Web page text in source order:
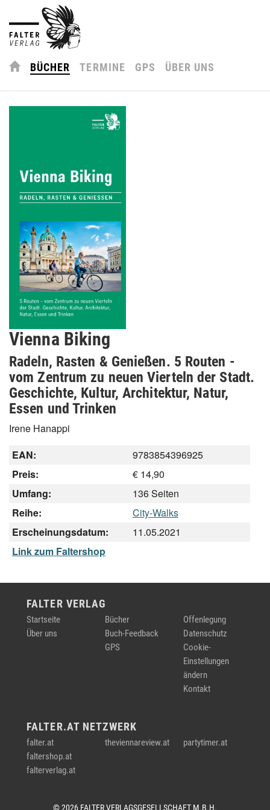
BÜCHER TERMINE GPS ÜBER UNS
Vienna Biking
Radeln, Rasten & Genießen. 5 Routen -
vom Zentrum zu neuen Vierteln der Stadt.
Geschichte, Kultur, Architektur, Natur,
Essen und Trinken
Irene Hanappi
EAN:
9783854396925
Preis:
€ 14,90
Umfang:
136 Seiten
Reihe:
City-Walks
Erscheinungsdatum:
11.05.2021
Link zum Faltershop
FALTER VERLAG
Startseite
Über uns
Bücher
Buch-Feedback
GPS
Offenlegung
Datenschutz
Cookie-
Einstellungen
ändern
Kontakt
FALTER.AT NETZWERK
falter.at
faltershop.at
falterverlag.at
theviennareview.at partytimer.at
© 2026 FALTER VERLAGSGESELLSCHAFT M.B.H.